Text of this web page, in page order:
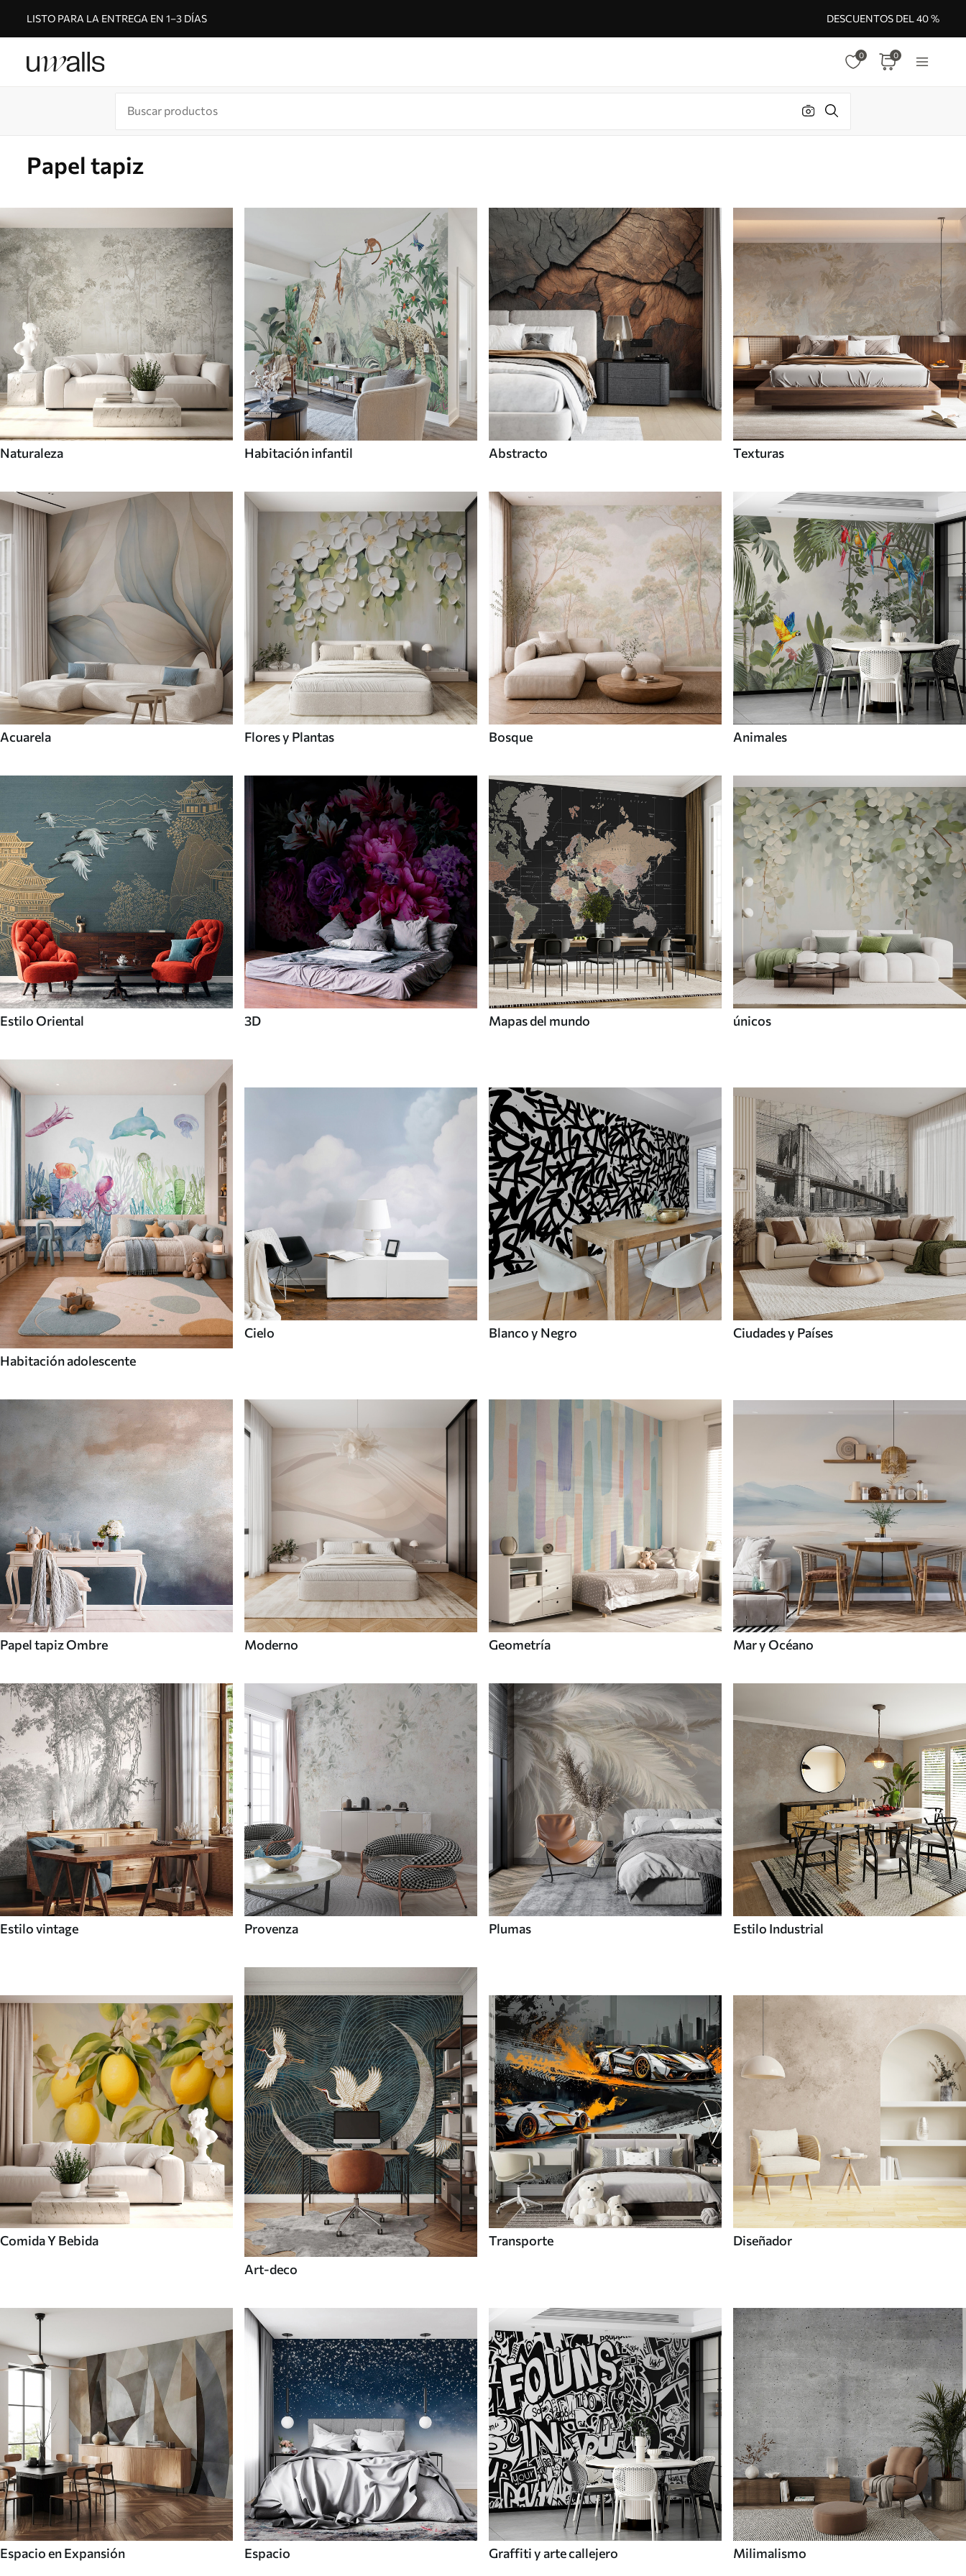
LISTO PARA LA ENTREGA EN 1–3 DÍAS DESCUENTOS DEL 40 %
0 0
Papel tapiz
Naturaleza Habitación infantil Abstracto Texturas
Acuarela Flores y Plantas Bosque Animales
Estilo Oriental 3D Mapas del mundo únicos
Habitación adolescente
Cielo Blanco y Negro Ciudades y Países
Papel tapiz Ombre Moderno Geometría Mar y Océano
Estilo vintage Provenza Plumas Estilo Industrial
Comida Y Bebida
Art-deco
Transporte Diseñador
Espacio en Expansión Espacio Graffiti y arte callejero Milimalismo